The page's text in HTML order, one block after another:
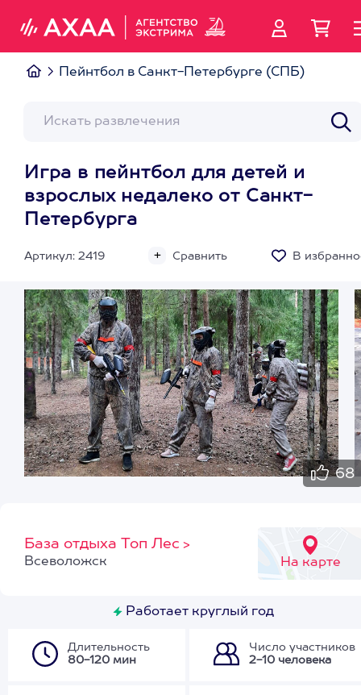
Пейнтбол в Санкт-Петербурге (СПБ)
Игра в пейнтбол для детей и
взрослых недалеко от Санкт-
Петербурга
Артикул: 2419 Сравнить В
68
База отдыха Топ Лес >
На карте
Всеволожск
Работает круглый год
Длительность
80-120 мин
Число участников
2-10 человека